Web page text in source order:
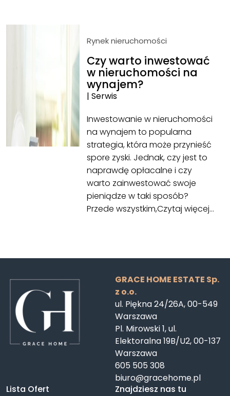
Rynek nieruchomości
Czy warto inwestować
w nieruchomości na
wynajem?
| Serwis
Inwestowanie w nieruchomości
na wynajem to popularna
strategia, która może przynieść
spore zyski. Jednak, czy jest to
naprawdę opłacalne i czy
warto zainwestować swoje
pieniądze w taki sposób?
Przede wszystkim,Czytaj więcej…
GRACE HOME ESTATE Sp.
z o.o.
ul. Piękna 24/26A, 00-549
Warszawa
Pl. Mirowski 1, ul.
Elektoralna 19B/U2, 00-137
Warszawa
605 505 308
biuro@gracehome.pl
Lista Ofert
Znajdziesz nas tu